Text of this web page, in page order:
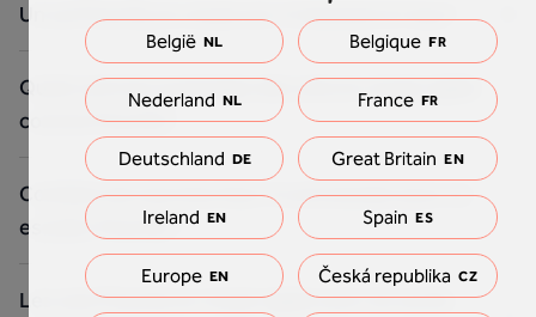
Un sol Floorify en vinyle est-il résistant à l'eau?
Quels sont les avantages des sols en vinyle rigide
comme Floorify?
Combien de marches faut-il commander pour un
escalier Floorify ?
Les sols Floorify en vinyle rigide sont-ils nocifs
België NL Belgique FR
Nederland NL France FR
Deutschland DE Great Britain EN
Ireland EN Spain ES
Europe EN Česká republika CZ